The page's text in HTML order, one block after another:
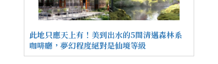
此地只應天上有！美到出水的5間清邁森林系
咖啡廳，夢幻程度絕對是仙境等級